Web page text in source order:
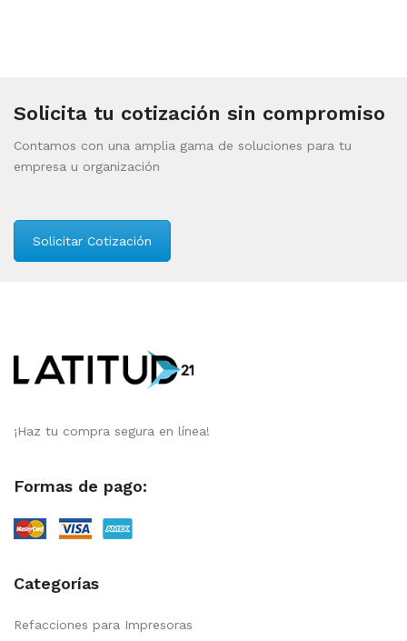
Solicita tu cotización sin compromiso
Contamos con una amplia gama de soluciones para tu
empresa u organización
Solicitar Cotización
¡Haz tu compra segura en línea!
Formas de pago:
Categorías
Refacciones para Impresoras